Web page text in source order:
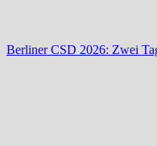
Berliner CSD 2026: Zwei